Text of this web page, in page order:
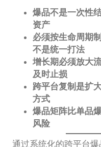
爆品不是一次性
资产
必须按生命周期
不是统一打法
增长期必须放大
及时止损
跨平台复制是扩
方式
爆品矩阵比单品
风险
通过系统化的跨平台